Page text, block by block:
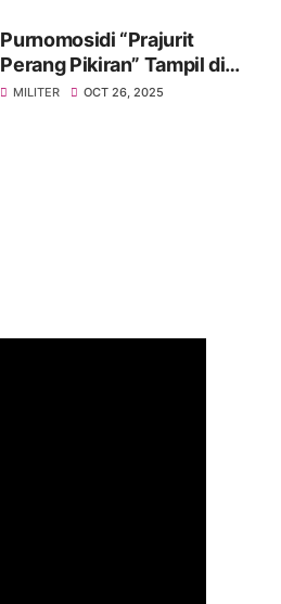
Purnomosidi “Prajurit
Perang Pikiran” Tampil di
Body Contest Piala Wali
MILITER OCT 26, 2025